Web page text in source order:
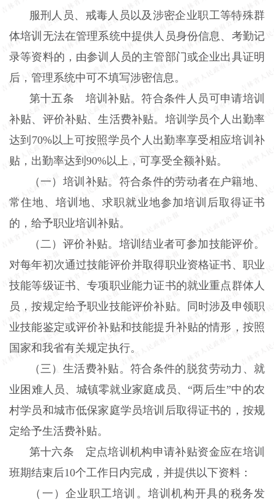
服刑人员、戒毒人员以及涉密企业职工等特殊群
体培训无法在管理系统中提供人员身份信息、考勤记
录等资料的，由参训人员的主管部门或企业出具证明
后，管理系统中可不填写涉密信息。
第十五条 培训补贴。符合条件人员可申请培训
补贴、评价补贴、生活费补贴。培训学员个人出勤率
达到70%以上可按照学员个人出勤率享受相应培训补
贴，出勤率达到90%以上，可享受全额补贴。
（一）培训补贴。符合条件的劳动者在户籍地、
常住地、培训地、求职就业地参加培训后取得证书
的，给予职业培训补贴。
（二）评价补贴。培训结业者可参加技能评价。
对每年初次通过技能评价并取得职业资格证书、职业
技能等级证书、专项职业能力证书的就业重点群体人
员，按规定给予职业技能评价补贴。同时涉及申领职
业技能鉴定或评价补贴和技能提升补贴的情形，按照
国家和我省有关规定执行。
（三）生活费补贴。符合条件的脱贫劳动力、就
业困难人员、城镇零就业家庭成员、“两后生”中的农
村学员和城市低保家庭学员培训后取得证书的，按规
定给予生活费补贴。
第十六条 定点培训机构申请补贴资金应在培训
班期结束后10个工作日内完成，并提供以下资料：
（一）企业职工培训。培训机构开具的税务发